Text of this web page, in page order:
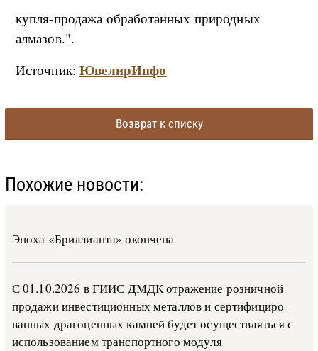
купля-продажа обработанных природных
алмазов.".
Источник:ЮвелирИнфо
Возврат к списку
Похожие новости:
Эпоха «Бриллианта» окончена
С 01.10.2026 в ГИИС ДМДК от­ра­же­ние роз­ни­ч­ной
про­да­жи ин­ве­сти­ци­он­ных ме­тал­лов и сер­ти­фи­ци­ро­
ван­ных дра­го­цен­ных ка­м­ней бу­дет осу­ще­ств­лять­ся с
ис­поль­зо­ва­ни­ем тран­с­пор­т­но­го мо­ду­ля